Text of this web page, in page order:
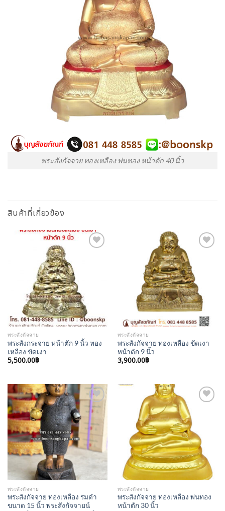
พระสังกัจจาย ทองเหลือง พ่นทอง หน้าตัก 40 นิ้ว
สินค้าที่เกี่ยวข้อง
พระสังกัจจาย
พระสังกระจาย หน้าตัก 9 นิ้ว ทอง
เหลือง ขัดเงา
5,500.00฿
พระสังกัจจาย
พระสังกัจจาย ทองเหลือง ขัดเงา
หน้าตัก 9 นิ้ว
3,900.00฿
Add to
Wishlist
พระสังกัจจาย
พระสังกัจจาย ทองเหลือง รมดำ
ขนาด 15 นิ้ว พระสังกัจจายน์
พระสังกัจจาย
พระสังกัจจาย ทองเหลือง พ่นทอง
หน้าตัก 30 นิ้ว